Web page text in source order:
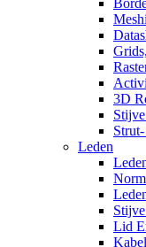
3D
Leden
Lid